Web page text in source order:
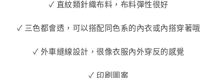
✓ 直紋類針織布料，布料彈性很好
✓ 三色都會透，可以搭配同色系的內衣或內搭穿著哦
✓ 外車縫線設計，很像衣服內外穿反的感覺
✓ 印刷圖案